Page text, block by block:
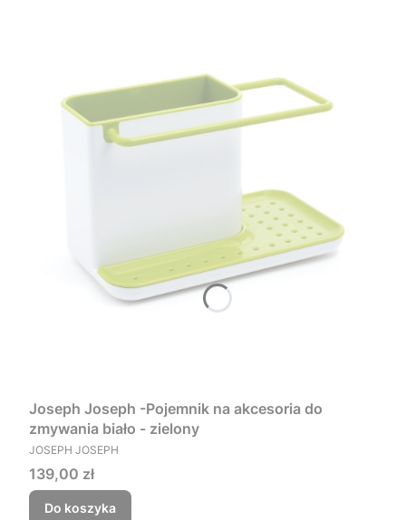
Joseph Joseph -Pojemnik na akcesoria do
zmywania biało - zielony
PRODUCENT
JOSEPH JOSEPH
Cena
139,00 zł
Do koszyka